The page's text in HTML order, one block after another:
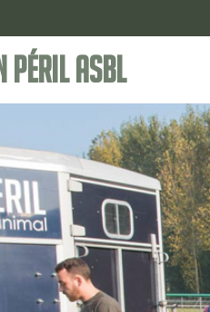
Péril ASBL